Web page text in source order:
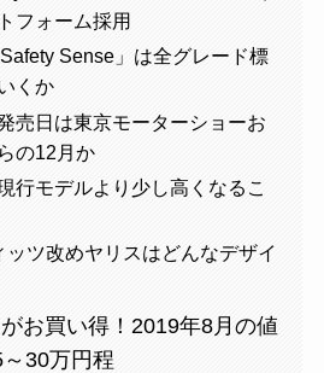
フォーム採用
Safety Sense」は全グレード標
くか
売日は東京モーターショーお
の12月か
行モデルより少し高くなるこ
ッツ改めヤリスはどんなデザイ
お買い得！2019年8月の値
30万円程